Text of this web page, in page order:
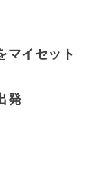
マイセット
発